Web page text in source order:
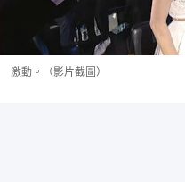
激動。（影片截圖）